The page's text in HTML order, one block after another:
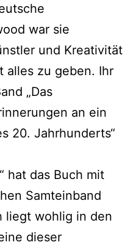
war sie
und Kreativität
alles zu geben. Ihr
„Das
an ein
20. Jahrhunderts“
hat das Buch mit
Samteinband
liegt wohlig in den
dieser